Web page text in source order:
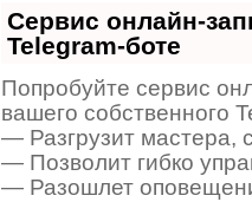
Сервис онлайн-
Telegram-боте
Попробуйте сервис
вашего собственного
— Разгрузит мастера,
— Позволит гибко
— Разошлет